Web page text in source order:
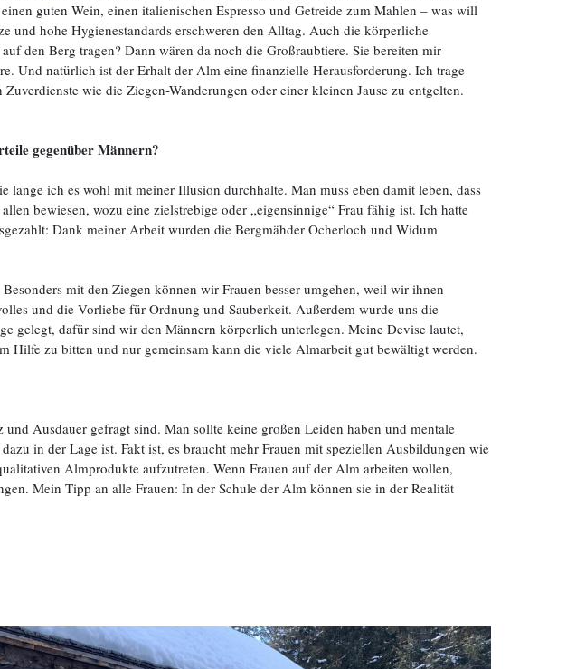
guten Wein, einen italienischen Espresso und Getreide zum Mahlen – was will
und hohe Hygienestandards erschweren den Alltag. Auch die körperliche
den Berg tragen? Dann wären da noch die Großraubtiere. Sie bereiten mir
Und natürlich ist der Erhalt der Alm eine finanzielle Herausforderung. Ich trage
wie die Ziegen-Wanderungen oder einer kleinen Jause zu entgelten.
gegenüber Männern?
ich es wohl mit meiner Illusion durchhalte. Man muss eben damit leben, dass
bewiesen, wozu eine zielstrebige oder „eigensinnige“ Frau fähig ist. Ich hatte
Dank meiner Arbeit wurden die Bergmähder Ocherloch und Widum
Besonders mit den Ziegen können wir Frauen besser umgehen, weil wir ihnen
und die Vorliebe für Ordnung und Sauberkeit. Außerdem wurde uns die
gelegt, dafür sind wir den Männern körperlich unterlegen. Meine Devise lautet,
Hilfe zu bitten und nur gemeinsam kann die viele Almarbeit gut bewältigt werden.
Ausdauer gefragt sind. Man sollte keine großen Leiden haben und mentale
in der Lage ist. Fakt ist, es braucht mehr Frauen mit speziellen Ausbildungen wie
Almprodukte aufzutreten. Wenn Frauen auf der Alm arbeiten wollen,
Mein Tipp an alle Frauen: In der Schule der Alm können sie in der Realität